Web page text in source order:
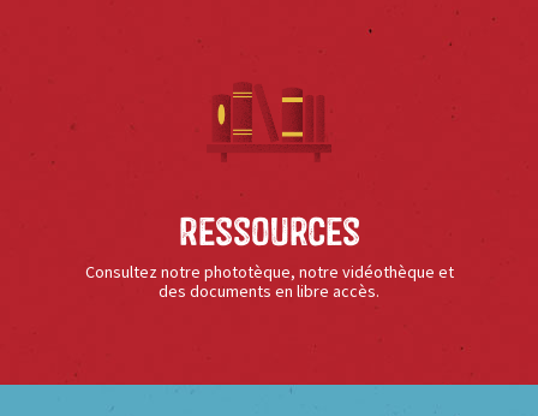
Ressources
Consultez notre phototèque, notre vidéothèque et
des documents en libre accès.